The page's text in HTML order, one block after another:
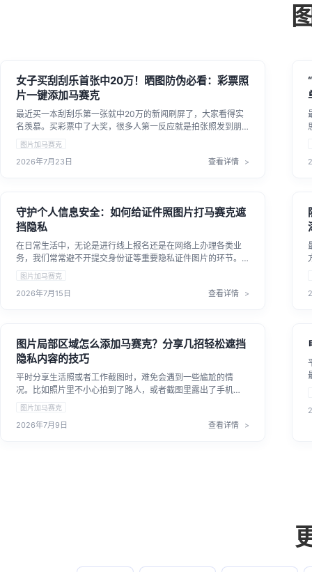
女子买刮刮乐首张中20万！晒图防伪必看：彩票照
片一键添加马赛克
最近买一本刮刮乐第一张就中20万的新闻刷屏了，大家看得实
名羡慕。买彩票中了大奖，很多人第一反应就是拍张照发到朋
友圈分享喜悦。不过，兴奋归兴奋，安全防护可不能落下。直
接晒出原图容易被别有用心的人恶意扫码代领，所以学会给图
片添加马赛克来保护隐私，是每一个彩民晒图前必做的功课。
图片加马赛克
2026年7月23日 查看详情
守护个人信息安全：如何给证件照图片打马赛克遮
挡隐私
在日常生活中，无论是进行线上报名还是在网络上办理各类业
务，我们常常避不开提交身份证等重要隐私证件图片的环节。
为了个人财产和隐私防线，直接将高清原图上传到网络平台总
让人有些顾虑。因此，掌握给证件照进行图片马赛克处理的技
巧显得尤为重要。其实电脑端有许多给照片打码的实用方法，
图片加马赛克
2026年7月15日 查看详情
图片局部区域怎么添加马赛克？分享几招轻松遮挡
隐私内容的技巧
平时分享生活照或者工作截图时，难免会遇到一些尴尬的情
况。比如照片里不小心拍到了路人，或者截图里露出了手机
号、地址和银行卡号。面对这些涉及隐私的信息，很多人都想
知道图片局部区域怎么添加马赛克来做好防护。其实，遮挡照
片局部并不复杂，掌握几种实用的处理方式，就能轻松搞定。
图片加马赛克
2026年7月9日 查看详情